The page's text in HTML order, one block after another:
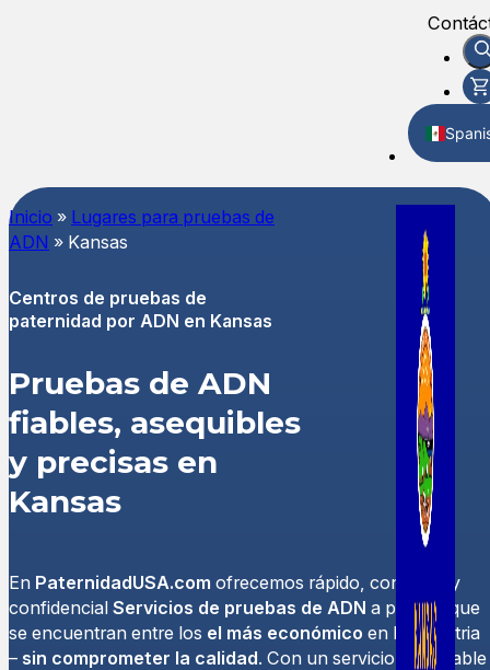
Inicio » Lugares para pruebas de
ADN » Kansas
Centros de pruebas de
paternidad por ADN en Kansas
Pruebas de ADN
fiables, asequibles
y precisas en
Kansas
En PaternidadUSA.com ofrecemos rápido, confiable y
confidencial Servicios de pruebas de ADN a precios que
se encuentran entre los el más económico en la industria
– sin comprometer la calidad. Con un servicio inigualable